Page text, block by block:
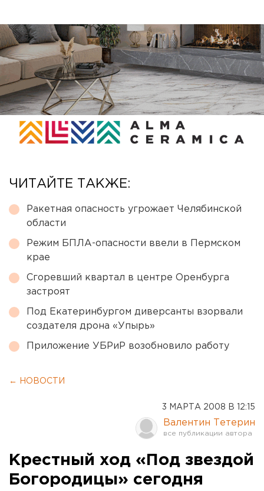
ЧИТАЙТЕ ТАКЖЕ:
Ракетная опасность угрожает Челябинской
области
Режим БПЛА-опасности ввели в Пермском
крае
Сгоревший квартал в центре Оренбурга
застроят
Под Екатеринбургом диверсанты взорвали
создателя дрона «Упырь»
Приложение УБРиР возобновило работу
← НОВОСТИ
3 МАРТА 2008 В 12:15
Валентин Тетерин
Крестный ход «Под звездой
Богородицы» сегодня